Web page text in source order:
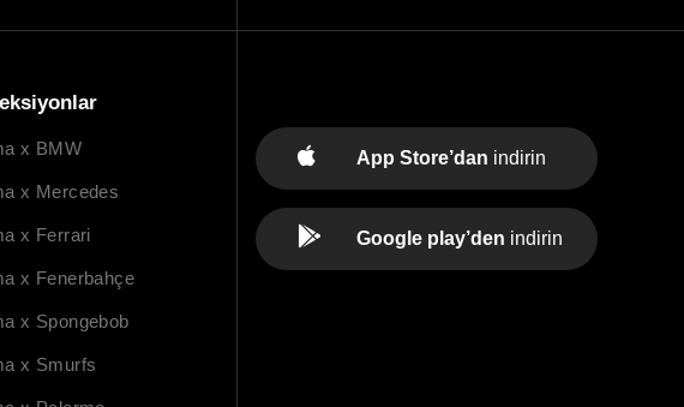
x BMW
x Mercedes
x Ferrari
x Fenerbahçe
x Spongebob
x Smurfs
App Store’dan indirin
Google play’den indirin